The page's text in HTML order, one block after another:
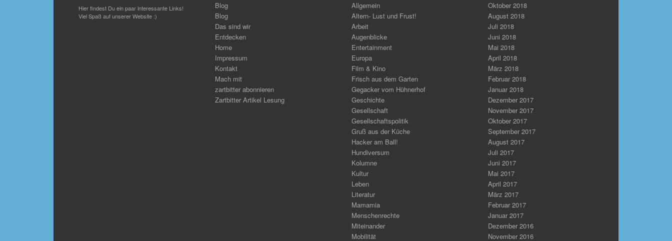
Hier findest Du ein paar interessante Links!
Viel Spaß auf unserer Website :)
Blog
Blog
Das sind wir
Entdecken
Home
Impressum
Kontakt
Mach mit
zartbitter abonnieren
Zartbitter Artikel Lesung
Allgemein
Altern- Lust und Frust!
Arbeit
Augenblicke
Entertainment
Europa
Film & Kino
Frisch aus dem Garten
Gegacker vom Hühnerhof
Geschichte
Gesellschaft
Gesellschaftspolitik
Gruß aus der Küche
Hacker am Ball!
Hundiversum
Kolumne
Kultur
Leben
Literatur
Mamamia
Menschenrechte
Miteinander
Mobilität
Oktober 2018
August 2018
Juli 2018
Juni 2018
Mai 2018
April 2018
März 2018
Februar 2018
Januar 2018
Dezember 2017
November 2017
Oktober 2017
September 2017
August 2017
Juli 2017
Juni 2017
Mai 2017
April 2017
März 2017
Februar 2017
Januar 2017
Dezember 2016
November 2016